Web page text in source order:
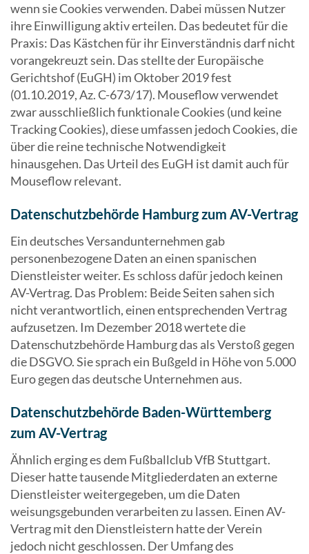
wenn sie Cookies verwenden. Dabei müssen Nutzer
ihre Einwilligung aktiv erteilen. Das bedeutet für die
Praxis: Das Kästchen für ihr Einverständnis darf nicht
vorangekreuzt sein. Das stellte der Europäische
Gerichtshof (EuGH) im Oktober 2019 fest
(01.10.2019, Az. C-673/17). Mouseflow verwendet
zwar ausschließlich funktionale Cookies (und keine
Tracking Cookies), diese umfassen jedoch Cookies, die
über die reine technische Notwendigkeit
hinausgehen. Das Urteil des EuGH ist damit auch für
Mouseflow relevant.
Datenschutzbehörde Hamburg zum AV-Vertrag
Ein deutsches Versandunternehmen gab
personenbezogene Daten an einen spanischen
Dienstleister weiter. Es schloss dafür jedoch keinen
AV-Vertrag. Das Problem: Beide Seiten sahen sich
nicht verantwortlich, einen entsprechenden Vertrag
aufzusetzen. Im Dezember 2018 wertete die
Datenschutzbehörde Hamburg das als Verstoß gegen
die DSGVO. Sie sprach ein Bußgeld in Höhe von 5.000
Euro gegen das deutsche Unternehmen aus.
Datenschutzbehörde Baden-Württemberg
zum AV-Vertrag
Ähnlich erging es dem Fußballclub VfB Stuttgart.
Dieser hatte tausende Mitgliederdaten an externe
Dienstleister weitergegeben, um die Daten
weisungsgebunden verarbeiten zu lassen. Einen AV-
Vertrag mit den Dienstleistern hatte der Verein
jedoch nicht geschlossen. Der Umfang des